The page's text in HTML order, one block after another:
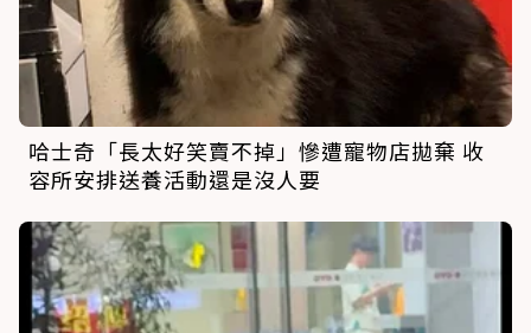
哈士奇「長太好笑賣不掉」慘遭寵物店拋棄 收
容所安排送養活動還是沒人要